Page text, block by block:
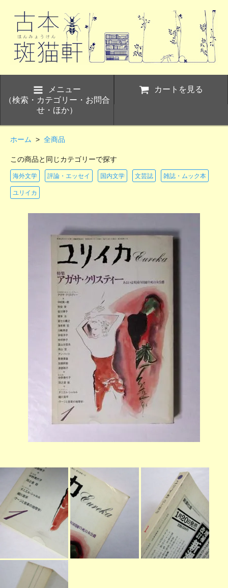
メニュー
（検索・カテゴリー・お問合
せ・ほか）
カートを見る
ホーム > 全商品
この商品と同じカテゴリーで探す
海外文学 評論・エッセイ 国内文学 文芸誌 雑誌・ムック本
ユリイカ